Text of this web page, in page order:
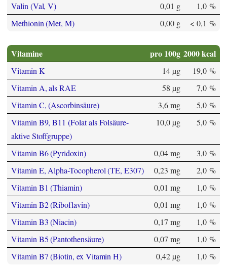
Valin (Val, V)
0,01 g
1,0 %
Methionin (Met, M)
0,00 g < 0,1 %
Vitamine pro 100g 2000 kcal
Vitamin K 14 µg
19,0 %
Vitamin A, als RAE
58 µg
7,0 %
Vitamin C, (Ascorbinsäure)
3,6 mg
5,0 %
Vitamin B9, B11 (Folat als Folsäure-
aktive Stoffgruppe)
10,0 µg 5,0 %
Vitamin B6 (Pyridoxin) 0,04 mg
3,0 %
Vitamin E, Alpha-Tocopherol (TE, E307)
0,23 mg
2,0 %
Vitamin B1 (Thiamin)
0,01 mg
1,0 %
Vitamin B2 (Riboflavin)
0,01 mg
1,0 %
Vitamin B3 (Niacin)
0,17 mg
1,0 %
Vitamin B5 (Pantothensäure)
0,07 mg
1,0 %
Vitamin B7 (Biotin, ex Vitamin H)
0,42 µg 1,0 %